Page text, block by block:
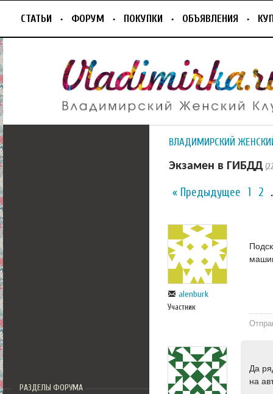
СТАТЬИ ФОРУМ ПОКУПКИ ОБЪЯВЛЕНИЯ
РАЗДЕЛЫ ФОРУМА
ВЛАДИМИРСКИЙ
Экзамен в ГИБДД
« Предыдущее 1 2
alenburk
Участник
Да
на